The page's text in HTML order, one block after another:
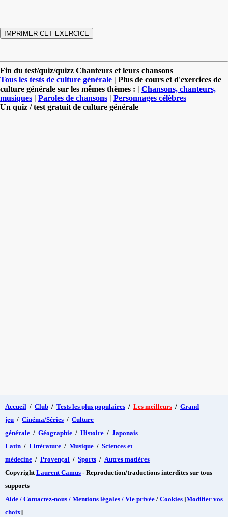
Fin du test/quiz/quizz Chanteurs et leurs chansons
Tous les tests de culture générale | Plus de cours et d'exercices de
culture générale sur les mêmes thèmes : | Chansons, chanteurs,
musiques | Paroles de chansons | Personnages célèbres
Un quiz / test gratuit de culture générale
Accueil / Club / Tests les plus populaires / Les meilleurs / Grand
jeu / Cinéma/Séries / Culture
générale / Géographie / Histoire / Japonais
Latin / Littérature / Musique / Sciences et
médecine / Provençal / Sports / Autres matières
Copyright Laurent Camus - Reproduction/traductions interdites sur tous
supports
Aide / Contactez-nous / Mentions légales / Vie privée / Cookies [Modifier vos
choix]